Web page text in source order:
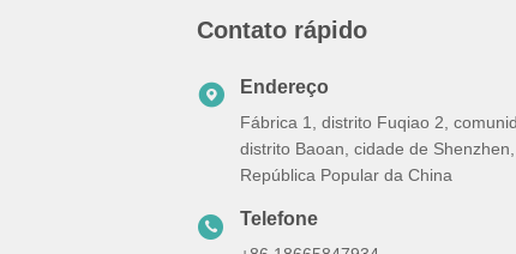
Contato rápido
Endereço
Fábrica 1, distrito Fuqiao 2,
distrito Baoan, cidade de
República Popular da China
Telefone